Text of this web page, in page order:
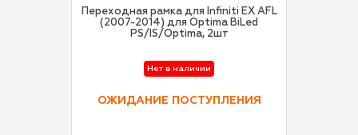
Переходная рамка для Infiniti EX AFL
(2007-2014) для Optima BiLed
PS/IS/Optima, 2шт
Нет в наличии
ОЖИДАНИЕ ПОСТУПЛЕНИЯ